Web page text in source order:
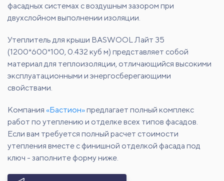
фасадных системах с воздушным зазором при
двухслойном выполнении изоляции.
Утеплитель для крыши BASWOOL Лайт 35
(1200*600*100, 0.432 куб м) представляет собой
материал для теплоизоляции, отличающийся высокими
эксплуатационными и энергосберегающими
свойствами.
Компания «Бастион»предлагает полный комплекс
работ по утеплению и отделке всех типов фасадов.
Если вам требуется полный расчет стоимости
утепления вместе с финишной отделкой фасада под
ключ - заполните форму ниже.